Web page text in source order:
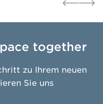
together
zu Ihrem neuen
Sie uns